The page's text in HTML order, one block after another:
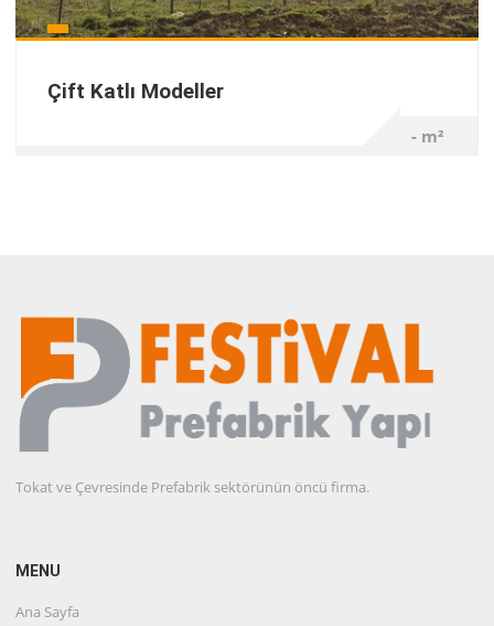
- m²
Çift Katlı Modeller
Tokat ve Çevresinde Prefabrik sektörünün öncü firma.
MENU
Ana Sayfa